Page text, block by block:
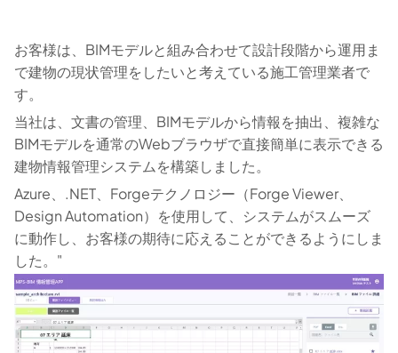
お客様は、BIMモデルと組み合わせて設計段階から運用ま
で建物の現状管理をしたいと考えている施工管理業者で
す。
当社は、文書の管理、BIMモデルから情報を抽出、複雑な
BIMモデルを通常のWebブラウザで直接簡単に表示できる
建物情報管理システムを構築しました。
Azure、.NET、Forgeテクノロジー（Forge Viewer、
Design Automation）を使用して、システムがスムーズ
に動作し、お客様の期待に応えることができるようにしま
した。"